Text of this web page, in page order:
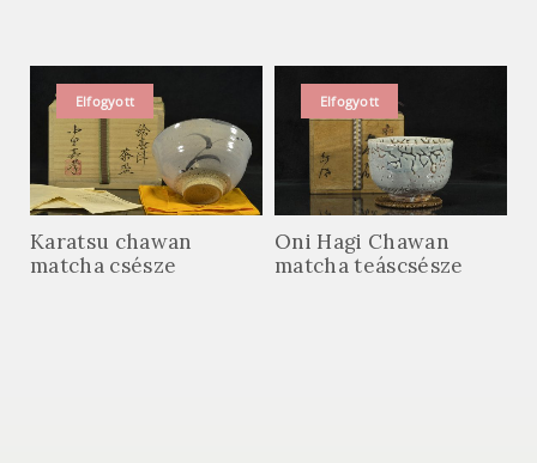
Elfogyott
Karatsu chawan
matcha csésze
Elfogyott
Oni Hagi Chawan
matcha teáscsésze